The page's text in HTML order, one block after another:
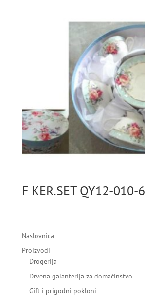
F KER.SET QY12-010-6
Naslovnica
Proizvodi
Drogerija
Drvena galanterija za domaćinstvo
Gift i prigodni pokloni